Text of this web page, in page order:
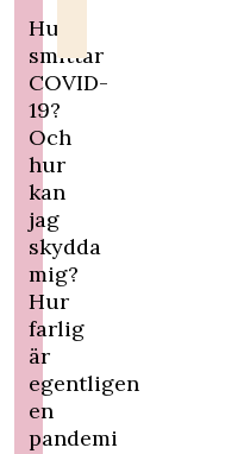
Hur
smittar
COVID-
19?
Och
hur
kan
jag
skydda
mig?
Hur
farlig
är
egentligen
en
pandemi